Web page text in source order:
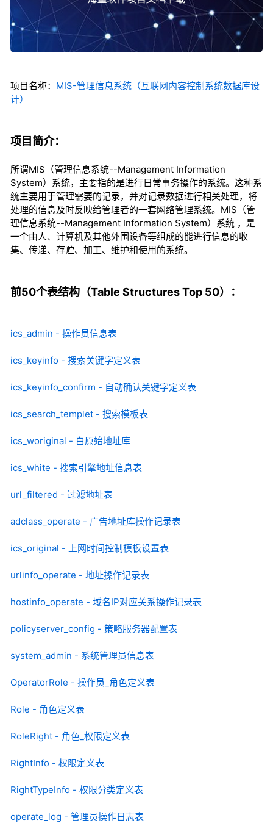
项目名称： MIS-管理信息系统（互联网内容控制系统数据库设
计）
项目简介：
所谓MIS（管理信息系统--Management Information
System）系统，主要指的是进行日常事务操作的系统。这种系
统主要用于管理需要的记录，并对记录数据进行相关处理，将
处理的信息及时反映给管理者的一套网络管理系统。MIS（管
理信息系统--Management Information System）系统 ，是
一个由人、计算机及其他外围设备等组成的能进行信息的收
集、传递、存贮、加工、维护和使用的系统。
前50个表结构（Table Structures Top 50）：
ics_admin - 操作员信息表
ics_keyinfo - 搜索关键字定义表
ics_keyinfo_confirm - 自动确认关键字定义表
ics_search_templet - 搜索模板表
ics_woriginal - 白原始地址库
ics_white - 搜索引擎地址信息表
url_filtered - 过滤地址表
adclass_operate - 广告地址库操作记录表
ics_original - 上网时间控制模板设置表
urlinfo_operate - 地址操作记录表
hostinfo_operate - 域名IP对应关系操作记录表
policyserver_config - 策略服务器配置表
system_admin - 系统管理员信息表
OperatorRole - 操作员_角色定义表
Role - 角色定义表
RoleRight - 角色_权限定义表
RightInfo - 权限定义表
RightTypeInfo - 权限分类定义表
operate_log - 管理员操作日志表